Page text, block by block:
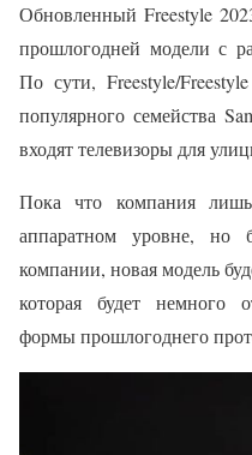
Обновленный Freestyle
прошлогодней модели с
По сути, Freestyle/
популярного семейства
входят телевизоры для
Пока что компания
аппаратном уровне, но
компании, новая модель
которая будет немного
формы прошлогоднего